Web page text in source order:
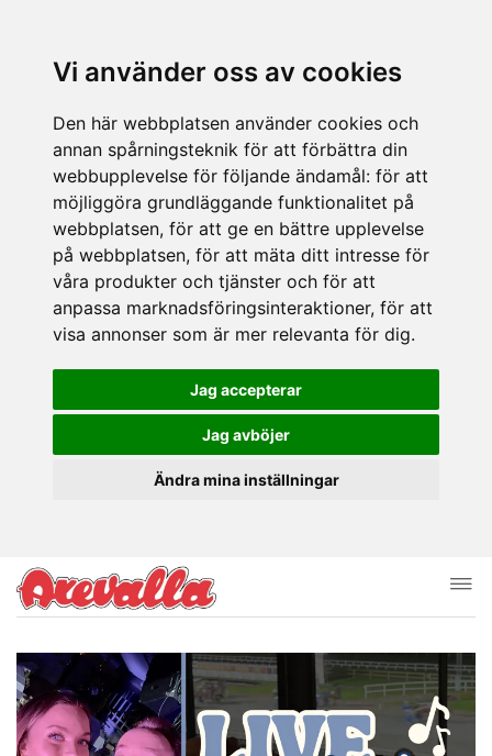
Vi använder oss av cookies
Den här webbplatsen använder cookies och
annan spårningsteknik för att förbättra din
webbupplevelse för följande ändamål: för att
möjliggöra grundläggande funktionalitet på
webbplatsen, för att ge en bättre upplevelse
på webbplatsen, för att mäta ditt intresse för
våra produkter och tjänster och för att
anpassa marknadsföringsinteraktioner, för att
visa annonser som är mer relevanta för dig.
Jag accepterar
Jag avböjer
Ändra mina inställningar